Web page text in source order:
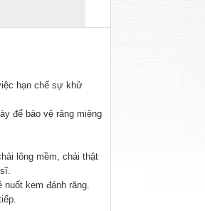
hạn chế sự khử
để bảo vệ răng miệng
lông mềm, chải thật
kem đánh răng.